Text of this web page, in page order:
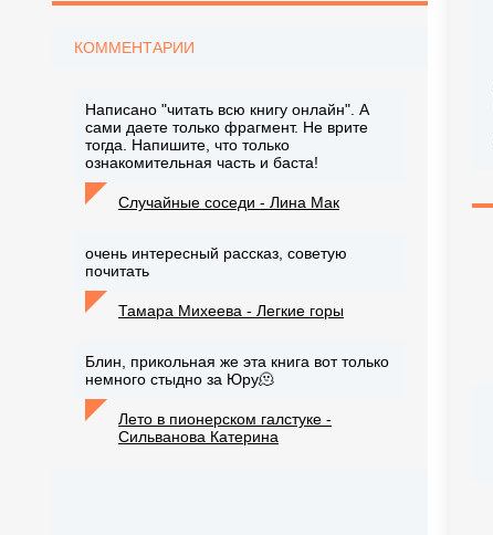
КОММЕНТАРИИ
Написано "читать всю книгу онлайн". А
сами даете только фрагмент. Не врите
тогда. Напишите, что только
ознакомительная часть и баста!
Случайные соседи - Лина Мак
очень интересный рассказ, советую
почитать
Тамара Михеева - Легкие горы
Блин, прикольная же эта книга вот только
немного стыдно за Юру🫠
Лето в пионерском галстуке -
Сильванова Катерина